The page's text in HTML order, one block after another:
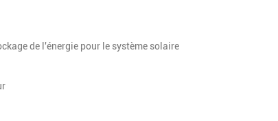
de l'énergie pour le système solaire